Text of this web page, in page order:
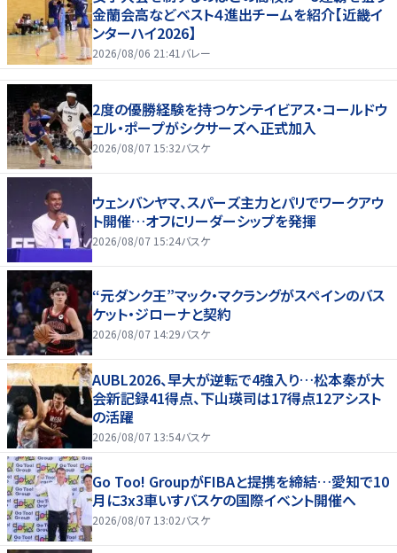
金蘭会高などベスト４進出チームを紹介【近畿イ
ンターハイ2026】
2026/08/06 21:41 バレー
2度の優勝経験を持つケンテイビアス・コールドウ
ェル・ポープがシクサーズへ正式加入
2026/08/07 15:32バスケ
ウェンバンヤマ、スパーズ主力とパリでワークアウ
ト開催…オフにリーダーシップを発揮
2026/08/07 15:24バスケ
“元ダンク王”マック・マクラングがスペインのバス
ケット・ジローナと契約
2026/08/07 14:29バスケ
AUBL2026、早大が逆転で4強入り…松本秦が大
会新記録41得点、下山瑛司は17得点12アシスト
の活躍
2026/08/07 13:54バスケ
Go Too! GroupがFIBAと提携を締結…愛知で10
月に3x3車いすバスケの国際イベント開催へ
2026/08/07 13:02バスケ